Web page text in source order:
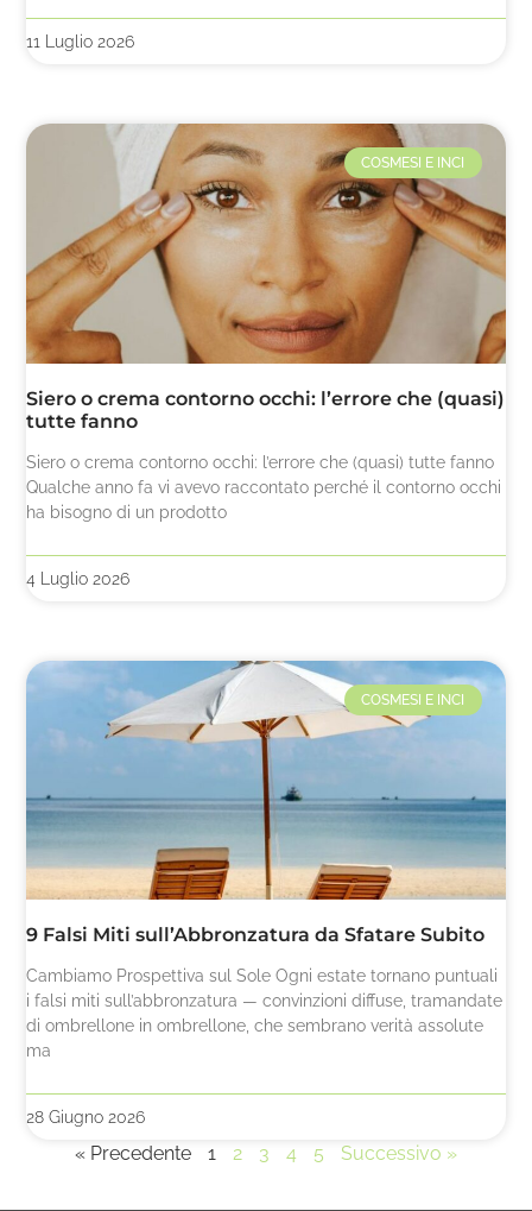
11 Luglio 2026
COSMESI E INCI
Siero o crema contorno occhi: l’errore che (quasi)
tutte fanno
Siero o crema contorno occhi: l’errore che (quasi) tutte fanno
Qualche anno fa vi avevo raccontato perché il contorno occhi
ha bisogno di un prodotto
4 Luglio 2026
COSMESI E INCI
9 Falsi Miti sull’Abbronzatura da Sfatare Subito
Cambiamo Prospettiva sul Sole Ogni estate tornano puntuali
i falsi miti sull’abbronzatura — convinzioni diffuse, tramandate
di ombrellone in ombrellone, che sembrano verità assolute
ma
28 Giugno 2026
« Precedente 1 2 3 4 5 Successivo »